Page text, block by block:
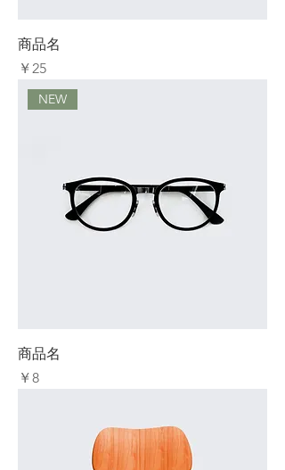
商品名
価格
￥25
NEW
商品名
価格
￥8